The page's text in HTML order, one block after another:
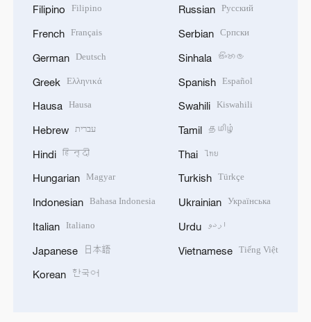
Filipino Filipino
French Français
German Deutsch
Greek Ελληνικά
Hausa Hausa
Hebrew עברית
Hindi हिन्दी
Hungarian Magyar
Indonesian Bahasa Indonesia
Italian Italiano
Japanese 日本語
Korean 한국어
Russian Русский
Serbian Српски
Sinhala සිංහල
Spanish Español
Swahili Kiswahili
Tamil தமிழ்
Thai ไทย
Turkish Türkçe
Ukrainian Українська
Urdu اردو
Vietnamese Tiếng Việt